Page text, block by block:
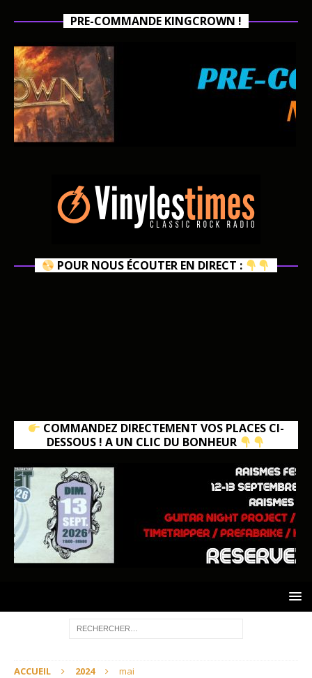
PRE-COMMANDE KINGCROWN !
POUR NOUS ÉCOUTER EN DIRECT :
COMMANDEZ DIRECTEMENT VOS PLACES CI-
DESSOUS ! A UN CLIC DU BONHEUR
ACCUEIL 2024 mai